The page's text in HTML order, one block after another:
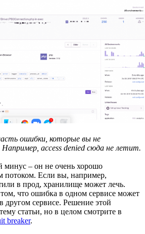
ошибки, которые вы не
access denied сюда не летит.
минус – он не очень хорошо
потоком. Если вы, например,
в прод, хранилище может лечь.
что ошибка в одном сервисе может
другом сервисе. Решение этой
статьи, но в целом смотрите в
breaker.